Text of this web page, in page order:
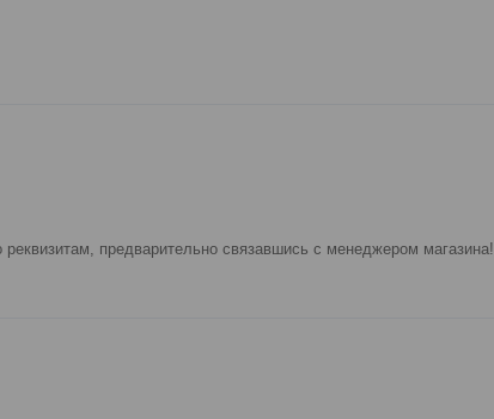
предварительно связавшись с менеджером магазина!